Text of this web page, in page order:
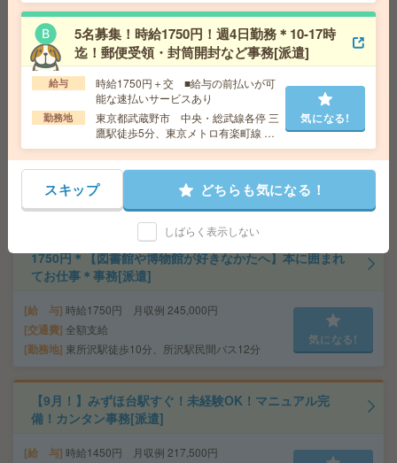
交通費 交通費全額支給
勤務地
【多摩市】京王多摩センター駅・聖蹟桜ケ丘
駅・多摩センター駅・小田急多摩センター駅・京王永
山駅など勤務地多数！
気になる!
【9月開始】落ち着いた環境！長期！大学事務！残業ほぼ
給 与 時給1600円 月収例 232,000円+残業代
交通費 全額支給
勤務地 田無駅徒歩18分
気になる!
1750円＊【図書館や博物館が好きなかたへ】本に囲まれ
てお仕事＊事務[派遣]
給 与 時給1750円 月収例 245,000円
交通費 全額支給
勤務地 東所沢駅徒歩10分、所沢駅民間バス12分
気になる!
【9月！】みずほ台駅すぐ！未経験OK！マニュアル完
備！カンタン事務[派遣]
給 与 時給1450円 月収例 217,500円
5名募集！時給1750円！週4日勤務＊10-17時
迄！郵便受領・封筒開封など事務[派遣]
給与
時給1750円＋交 ■給与の前払いが可
能な速払いサービスあり
勤務地
東京都武蔵野市 中央・総武線各停 三
鷹駅徒歩5分、東京メトロ有楽町線 和
光市駅徒歩5分
気になる!
スキップ どちらも気になる！
しばらく表示しない